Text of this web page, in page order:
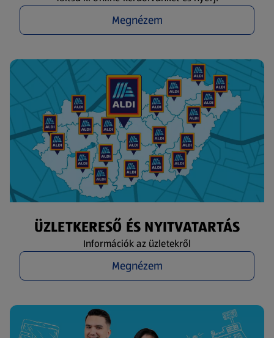
Megnézem
ÜZLETKERESŐ ÉS NYITVATARTÁS
Információk az üzletekről
Megnézem